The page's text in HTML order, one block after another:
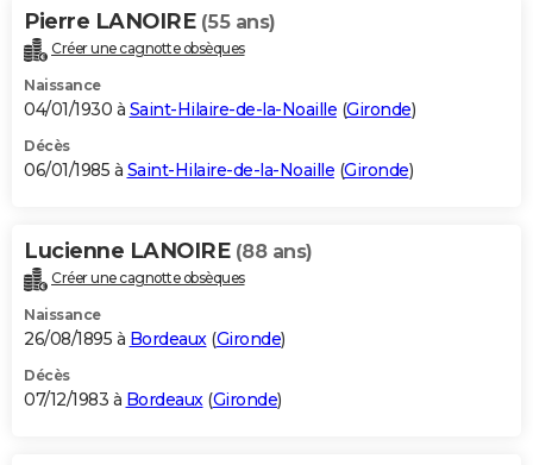
Pierre LANOIRE (55 ans)
Créer une cagnotte obsèques
Naissance
04/01/1930 à Saint-Hilaire-de-la-Noaille (Gironde)
Décès
06/01/1985 à Saint-Hilaire-de-la-Noaille (Gironde)
Lucienne LANOIRE (88 ans)
Créer une cagnotte obsèques
Naissance
26/08/1895 à Bordeaux(Gironde)
Décès
07/12/1983 à Bordeaux(Gironde)